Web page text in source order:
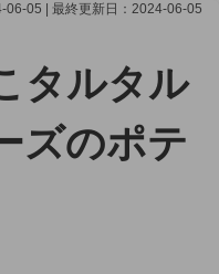
06-05 | 最終更新日：2024-06-05
タルタル
ズのポテ